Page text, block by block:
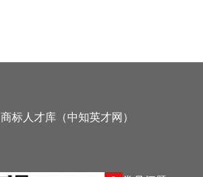
商标人才库（中知英才网）